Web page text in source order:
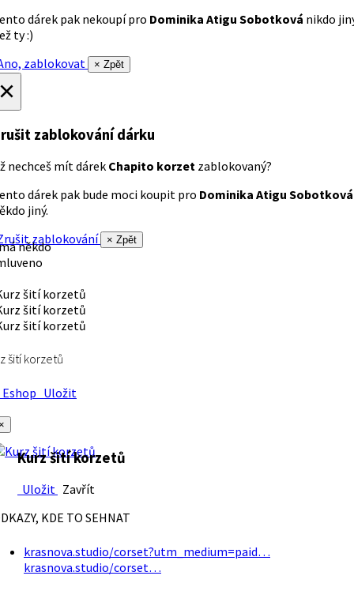
dárek pak nekoupí pro Dominika Atigu Sobotková nikdo
ty :)
zablokovat
× Zpět
zablokování dárku
nechceš mít dárek Chapito korzet zablokovaný?
dárek pak bude moci koupit pro Dominika Atigu Sobotková
jiný.
zablokování
× Zpět
někdo
šití korzetů
Uložit
Kurz šití korzetů
Uložit Zavřít
KDE TO SEHNAT
krasnova.studio/corset?utm_medium=paid…
krasnova.studio/corset…